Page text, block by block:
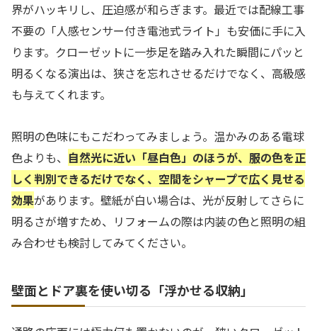
界がハッキリし、圧迫感が和らぎます。最近では配線工事
不要の「人感センサー付き電池式ライト」も安価に手に入
ります。クローゼットに一歩足を踏み入れた瞬間にパッと
明るくなる演出は、狭さを忘れさせるだけでなく、高級感
も与えてくれます。
照明の色味にもこだわってみましょう。温かみのある電球
色よりも、 自然光に近い「昼白色」のほうが、服の色を正
しく判別できるだけでなく、空間をシャープで広く見せる
効果があります。壁紙が白い場合は、光が反射してさらに
明るさが増すため、リフォームの際は内装の色と照明の組
み合わせも検討してみてください。
壁面とドア裏を使い切る「浮かせる収納」